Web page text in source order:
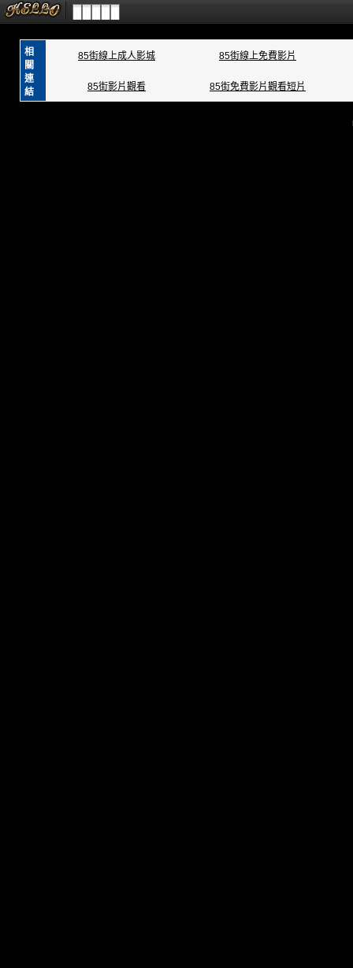
相
關
連
結
85街線上成人影城 85街線上免費影片
85街影片觀看 85街免費影片觀看短片